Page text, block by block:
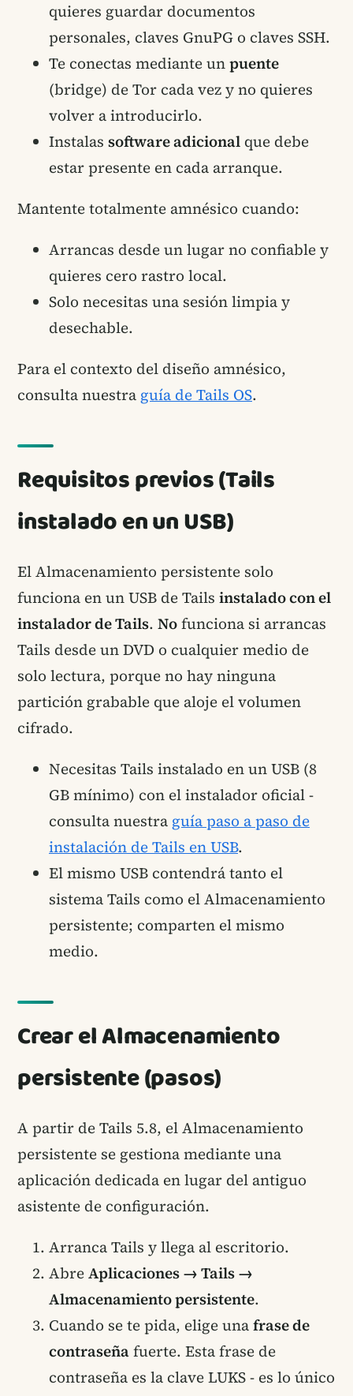
quieres guardar documentos
personales, claves GnuPG o claves SSH.
Te conectas mediante unpuente
(bridge) de Tor cada vez y no quieres
volver a introducirlo.
Instalas software adicional que debe
estar presente en cada arranque.
Mantente totalmente amnésico cuando:
Arrancas desde un lugar no confiable y
quieres cero rastro local.
Solo necesitas una sesión limpia y
desechable.
Para el contexto del diseño amnésico,
consulta nuestra guía de Tails OS.
Requisitos previos (Tails
instalado en un USB)
El Almacenamiento persistente solo
funciona en un USB de Tails instalado con el
instalador de Tails. Nofunciona si arrancas
Tails desde un DVD o cualquier medio de
solo lectura, porque no hay ninguna
partición grabable que aloje el volumen
cifrado.
Necesitas Tails instalado en un USB (8
GB mínimo) con el instalador oficial -
consulta nuestra guía paso a paso de
instalación de Tails en USB.
El mismo USB contendrá tanto el
sistema Tails como el Almacenamiento
persistente; comparten el mismo
medio.
Crear el Almacenamiento
persistente (pasos)
A partir de Tails 5.8, el Almacenamiento
persistente se gestiona mediante una
aplicación dedicada en lugar del antiguo
asistente de configuración.
Arranca Tails y llega al escritorio.
AbreAplicaciones → Tails →
Almacenamiento persistente.
Cuando se te pida, elige unafrase de
contraseñafuerte. Esta frase de
contraseña es la clave LUKS - es lo único